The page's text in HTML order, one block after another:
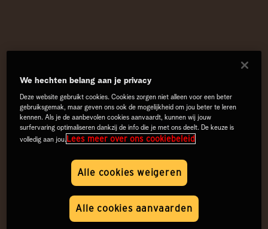
We hechten belang aan je privacy
Deze website gebruikt cookies. Cookies zorgen niet alleen voor een beter
gebruiksgemak, maar geven ons ook de mogelijkheid om jou beter te leren
kennen. Als je de aanbevolen cookies aanvaardt, kunnen wij jouw
surfervaring optimaliseren dankzij de info die je met ons deelt. De keuze is
volledig aan jou.Lees meer over ons cookiebeleid
Alle cookies weigeren
Alle cookies aanvaarden